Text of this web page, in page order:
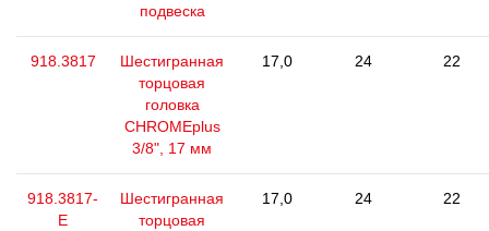
подвеска
918.3817
Шестигранная
торцовая
головка
CHROMEplus
3/8", 17 мм
17,0 24 22
918.3817-
E
Шестигранная
торцовая
17,0 24 22